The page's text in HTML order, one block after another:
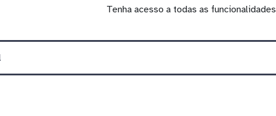
Tenha acesso a todas as